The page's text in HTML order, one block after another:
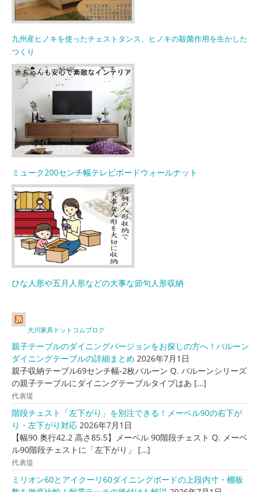
九州産ヒノキを使ったチェストタンス、ヒノキの殺菌作用を生かした
つくり
ミューク200センチ幅テレビボードウォールナット
ひな人形や五月人形などの大事な節句人形収納
大川家具ドットコムブログ
親子テーブルのダイニングバージョンをお探しの方へ！バルーン
ダイニングテーブルの詳細まとめ 2026年7月1日
親子収納テーブル69センチ幅-2枚バルーン Q. バルーンシリーズ
の親子テーブルにダイニングテーブルタイプはあ […]
代表堤
階段チェスト「左下がり」を別注できる！メーベル90の右下が
り・左下がり対応 2026年7月1日
【幅90 奥行42.2 高さ85.5】メーベル 90階段チェスト Q. メーベ
ル90階段チェストに「左下がり」 […]
代表堤
ミリオン60とアイクーリ60ダイニングボードの上段内寸・棚板